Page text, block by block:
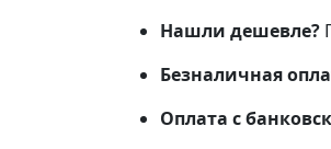
количество
Нашли дешевле?
Безналичная
Оплата с